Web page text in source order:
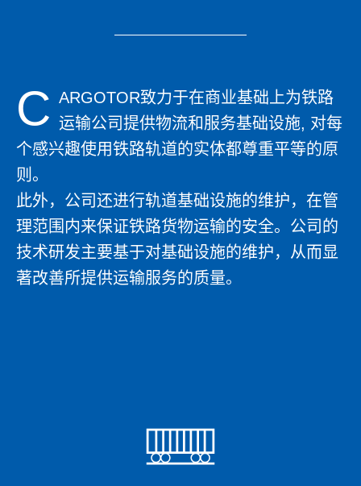
C ARGOTOR致力于在商业基础上为铁路
运输公司提供物流和服务基础设施, 对每
个感兴趣使用铁路轨道的实体都尊重平等的原
则。
此外，公司还进行轨道基础设施的维护，在管
理范围内来保证铁路货物运输的安全。公司的
技术研发主要基于对基础设施的维护，从而显
著改善所提供运输服务的质量。